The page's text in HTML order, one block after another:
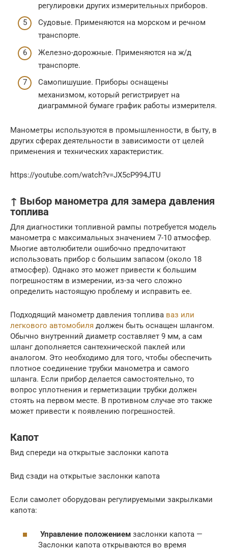
регулировки других измерительных приборов.
Судовые. Применяются на морском и речном
транспорте.
Железно-дорожные. Применяются на ж/д
транспорте.
Самопишушие. Приборы оснащены
механизмом, который регистрирует на
диаграммной бумаге график работы измерителя.
Манометры используются в промышленности, в быту, в
других сферах деятельности в зависимости от целей
применения и технических характеристик.
https://youtube.com/watch?v=JX5cP994JTU
↑ Выбор манометра для замера давления
топлива
Для диагностики топливной рампы потребуется модель
манометра с максимальных значением 7-10 атмосфер.
Многие автолюбители ошибочно предпочитают
использовать прибор с большим запасом (около 18
атмосфер). Однако это может привести к большим
погрешностям в измерении, из-за чего сложно
определить настоящую проблему и исправить ее.
Подходящий манометр давления топлива ваз или
легкового автомобиля должен быть оснащен шлангом.
Обычно внутренний диаметр составляет 9 мм, а сам
шланг дополняется сантехнической паклей или
аналогом. Это необходимо для того, чтобы обеспечить
плотное соединение трубки манометра и самого
шланга. Если прибор делается самостоятельно, то
вопрос уплотнения и герметизации трубки должен
стоять на первом месте. В противном случае это также
может привести к появлению погрешностей.
Капот
Вид спереди на открытые заслонки капота
Вид сзади на открытые заслонки капота
Если самолет оборудован регулируемыми закрылками
капота:
Управление положением заслонки капота —
Заслонки капота открываются во время